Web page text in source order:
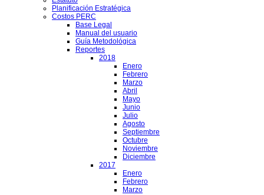
Planificación Estratégica
Costos PERC
Base Legal
Manual del usuario
Guía Metodológica
Reportes
2018
Enero
Febrero
Marzo
Abril
Mayo
Junio
Julio
Agosto
Septiembre
Octubre
Noviembre
Diciembre
2017
Enero
Febrero
Marzo